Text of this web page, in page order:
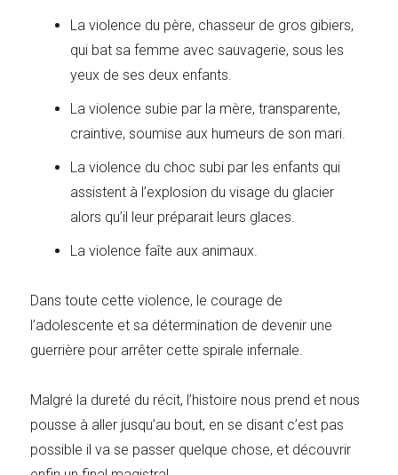
La violence du père, chasseur de gros gibiers,
qui bat sa femme avec sauvagerie, sous les
yeux de ses deux enfants.
La violence subie par la mère, transparente,
craintive, soumise aux humeurs de son mari.
La violence du choc subi par les enfants qui
assistent à l’explosion du visage du glacier
alors qu’il leur préparait leurs glaces.
La violence faîte aux animaux.
Dans toute cette violence, le courage de
l’adolescente et sa détermination de devenir une
guerrière pour arrêter cette spirale infernale.
Malgré la dureté du récit, l’histoire nous prend et nous
pousse à aller jusqu’au bout, en se disant c’est pas
possible il va se passer quelque chose, et découvrir